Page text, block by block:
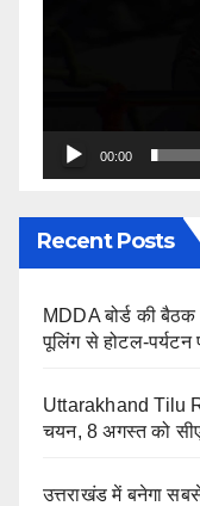
00:00
Recent Posts
MDDA बोर्ड की
पूलिंग से होटल-पर्यटन
Uttarakhand Tilu
चयन, 8 अगस्त को
उत्तराखंड में बनेगा